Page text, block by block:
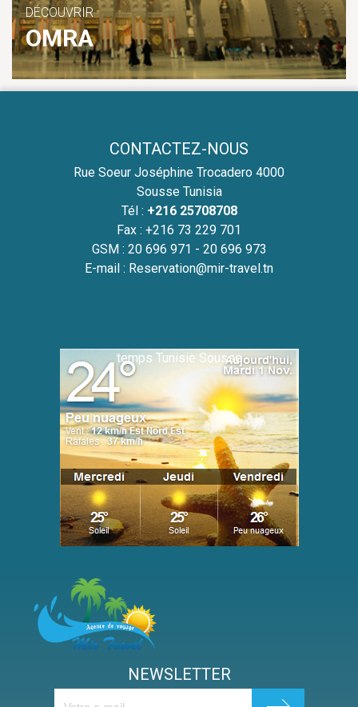
DÉCOUVRIR
OMRA
CONTACTEZ-NOUS
Rue Soeur Joséphine Trocadero 4000
Sousse Tunisia
Tél : +216 25708708
Fax : +216 73 229 701
GSM : 20 696 971 - 20 696 973
E-mail : Reservation@mir-travel.tn
temps Tunisie Sousse
NEWSLETTER